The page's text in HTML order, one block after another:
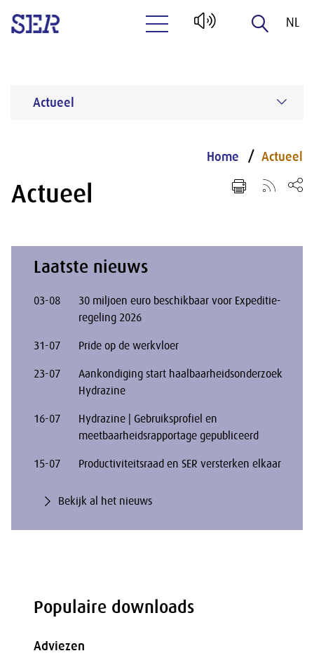
NL
Actueel
Home Actueel
Actueel
Laatste nieuws
03-08
30 miljoen euro beschikbaar voor Expeditie-
regeling 2026
31-07 Pride op de werkvloer
23-07
Aankondiging start haalbaarheidsonderzoek
Hydrazine
16-07
Hydrazine | Gebruiksprofiel en
meetbaarheidsrapportage gepubliceerd
15-07 Productiviteitsraad en SER versterken elkaar
Bekijk al het nieuws
Populaire downloads
Adviezen